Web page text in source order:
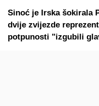
Sinoć je Irska šokirala
dvije zvijezde
potpunosti "izgubili